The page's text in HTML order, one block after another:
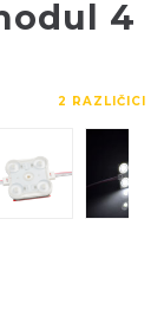
4
2 RAZLIČICI